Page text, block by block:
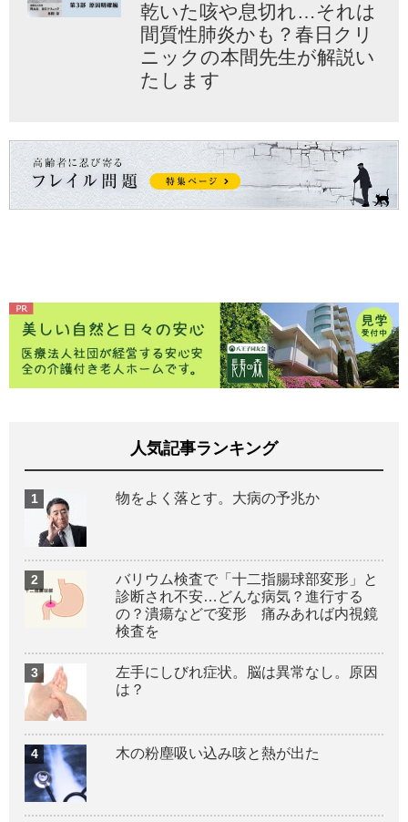
乾いた咳や息切れ…それは
間質性肺炎かも？春日クリ
ニックの本間先生が解説い
たします
人気記事ランキング
物をよく落とす。大病の予兆か
バリウム検査で「十二指腸球部変形」と
診断され不安…どんな病気？進行する
の？潰瘍などで変形 痛みあれば内視鏡
検査を
左手にしびれ症状。脳は異常なし。原因
は？
木の粉塵吸い込み咳と熱が出た